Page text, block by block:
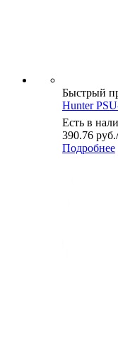
Быстрый
Hunter
Есть в
390.76 руб.
Подробнее